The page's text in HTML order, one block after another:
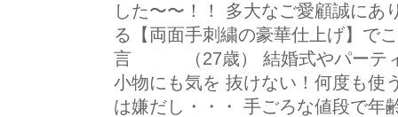
した〜〜！！ 多大なご愛顧誠にあ
る【両面手刺繍の豪華仕上げ】
言 （27歳） 結婚式やパーティ
小物にも気を 抜けない！何度も使
は嫌だし・・・ 手ごろな値段で年